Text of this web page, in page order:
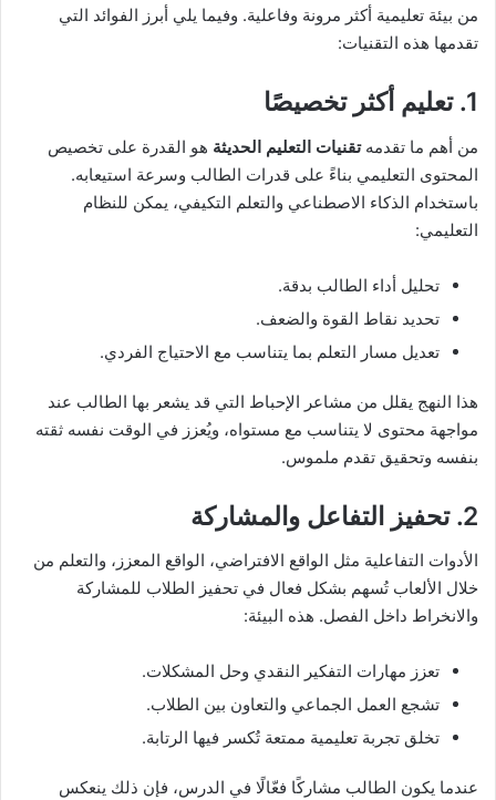
من بيئة تعليمية أكثر مرونة وفاعلية. وفيما يلي أبرز الفوائد التي
تقدمها هذه التقنيات:
1. تعليم أكثر تخصيصًا
من أهم ما تقدمهتقنيات التعليم الحديثة هو القدرة على تخصيص
المحتوى التعليمي بناءً على قدرات الطالب وسرعة استيعابه.
باستخدام الذكاء الاصطناعي والتعلم التكيفي، يمكن للنظام
التعليمي:
تحليل أداء الطالب بدقة.
تحديد نقاط القوة والضعف.
تعديل مسار التعلم بما يتناسب مع الاحتياج الفردي.
هذا النهج يقلل من مشاعر الإحباط التي قد يشعر بها الطالب عند
مواجهة محتوى لا يتناسب مع مستواه، ويُعزز في الوقت نفسه ثقته
بنفسه وتحقيق تقدم ملموس.
2. تحفيز التفاعل والمشاركة
الأدوات التفاعلية مثل الواقع الافتراضي، الواقع المعزز، والتعلم من
خلال الألعاب تُسهم بشكل فعال في تحفيز الطلاب للمشاركة
والانخراط داخل الفصل. هذه البيئة:
تعزز مهارات التفكير النقدي وحل المشكلات.
تشجع العمل الجماعي والتعاون بين الطلاب.
تخلق تجربة تعليمية ممتعة تُكسر فيها الرتابة.
عندما يكون الطالب مشاركًا فعّالًا في الدرس، فإن ذلك ينعكس